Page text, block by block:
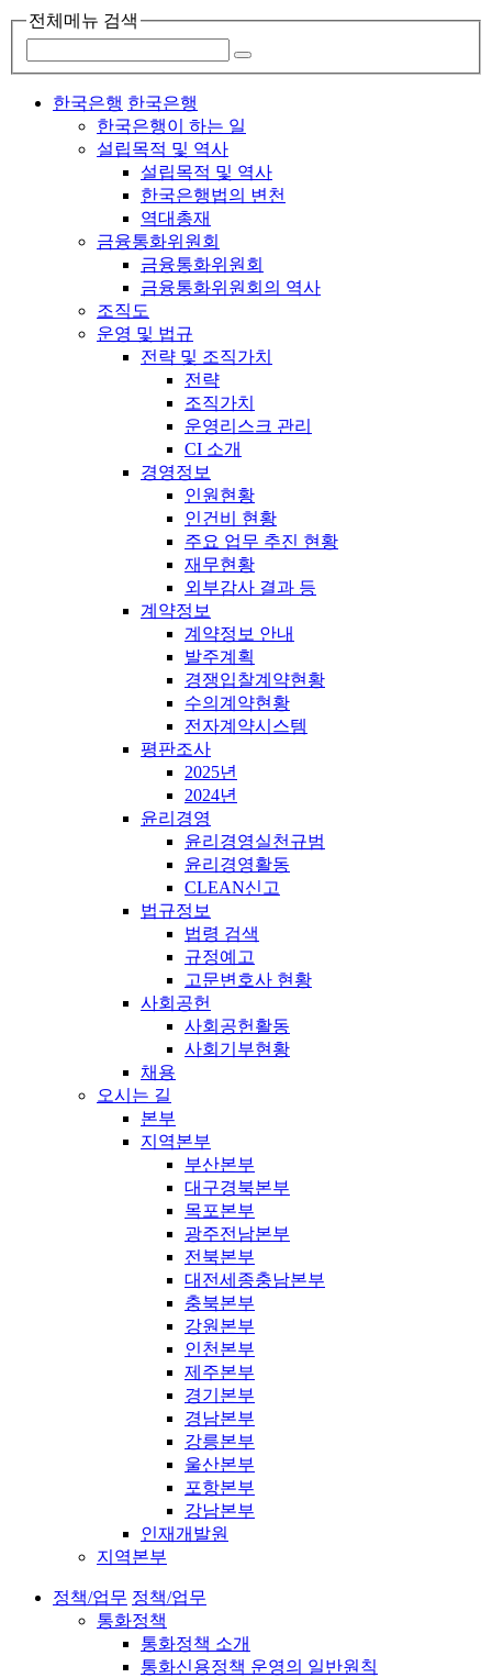
전체메뉴 검색
한국은행 한국은행
한국은행이 하는 일
설립목적 및 역사
설립목적 및 역사
한국은행법의 변천
역대총재
금융통화위원회
금융통화위원회
금융통화위원회의 역사
조직도
운영 및 법규
전략 및 조직가치
전략
조직가치
운영리스크 관리
CI 소개
경영정보
인원현황
인건비 현황
주요 업무 추진 현황
재무현황
외부감사 결과 등
계약정보
계약정보 안내
발주계획
경쟁입찰계약현황
수의계약현황
전자계약시스템
평판조사
2025년
2024년
윤리경영
윤리경영실천규범
윤리경영활동
CLEAN신고
법규정보
법령 검색
규정예고
고문변호사 현황
사회공헌
사회공헌활동
사회기부현황
채용
오시는 길
본부
지역본부
부산본부
대구경북본부
목포본부
광주전남본부
전북본부
대전세종충남본부
충북본부
강원본부
인천본부
제주본부
경기본부
경남본부
강릉본부
울산본부
포항본부
강남본부
인재개발원
지역본부
정책/업무 정책/업무
통화정책
통화정책 소개
통화신용정책 운영의 일반원칙